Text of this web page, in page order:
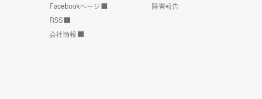
Facebookページ
RSS
会社情報
障害報告